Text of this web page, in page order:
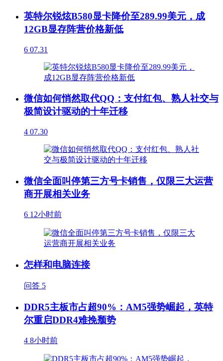
英特尔锐炫B580显卡降价至289.99美元，成
12GB显存阵营价格新低
6 07.31
微信如何悄然取代QQ：支付红包、熟人社交与
极简设计驱动的十年迁移
4 07.30
微信全面叫停第三方号卡销售，仅限三大运营
商开展相关业务
6 12小时前
怎样和电脑连接
问答 5
DDR5主板市占超90%：AM5强势崛起，英特
尔重启DDR4难挽颓势
4 8小时前